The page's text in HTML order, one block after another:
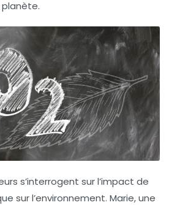
s’interrogent sur l’impact de
sur l’environnement. Marie, une